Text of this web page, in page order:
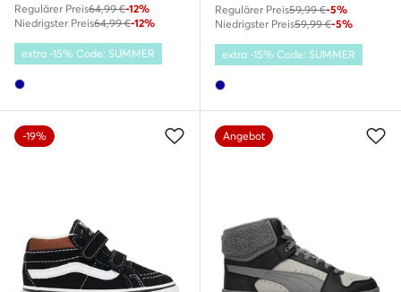
Regulärer Preis64,99 €-12%
Niedrigster Preis64,99 €-12%
extra -15% Code: SUMMER
Regulärer Preis59,99 €-5%
Niedrigster Preis59,99 €-5%
extra -15% Code: SUMMER
-19% Angebot